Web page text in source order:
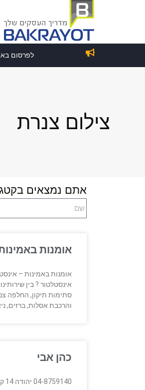
לפרסום
צילום צנרת
אתם נמצאים
אומנות
אומנות באמינות –
אינסטלטור ? בין
סתימות תיקון, החלפה
והרכבת אסלות, ברזים,
כהן אבי
04-8759140 יהודה 14 קרית ים